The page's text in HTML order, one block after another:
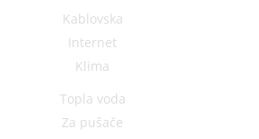
Kablovska
Internet
Klima
Topla voda
Za pušače